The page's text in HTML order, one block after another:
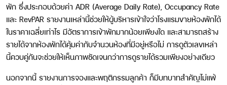
พัก ซึ่งประกอบด้วยค่า ADR (Average Daily Rate), Occupancy Rate
และ RevPAR รายงานเหล่านี้ช่วยให้ผู้บริหารเข้าใจว่าโรงแรมขายห้องพักได้
ในราคาเฉลี่ยเท่าไร มีอัตราการเข้าพักมากน้อยเพียงใด และสามารถสร้าง
รายได้จากห้องพักได้คุ้มค่ากับจำนวนห้องที่มีอยู่หรือไม่ การดูตัวเลขเหล่า
นี้ควบคู่กันจะช่วยให้เห็นภาพชัดเจนกว่าการดูรายได้รวมเพียงอย่างเดียว
นอกจากนี้ รายงานการจองและพฤติกรรมลูกค้า ก็มีบทบาทสำคัญไม่แพ้